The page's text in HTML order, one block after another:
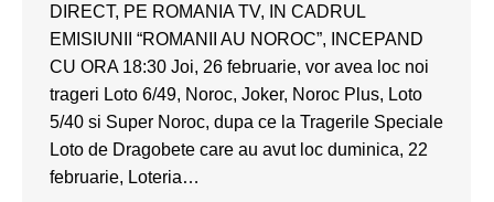
DIRECT, PE ROMANIA TV, IN CADRUL
EMISIUNII “ROMANII AU NOROC”, INCEPAND
CU ORA 18:30 Joi, 26 februarie, vor avea loc noi
trageri Loto 6/49, Noroc, Joker, Noroc Plus, Loto
5/40 si Super Noroc, dupa ce la Tragerile Speciale
Loto de Dragobete care au avut loc duminica, 22
februarie, Loteria…